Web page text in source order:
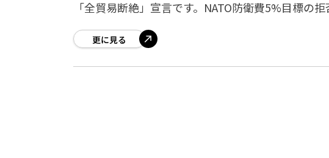
「全貿易断絶」宣言です。NATO防衛費5%目標の拒
更に見る